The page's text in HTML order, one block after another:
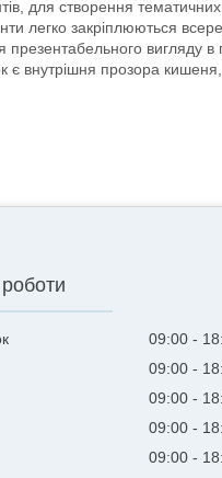
для створення
закріплюються
презентабельного вигляду
є внутрішня прозора
09:00
09:00
09:00
09:00
09:00